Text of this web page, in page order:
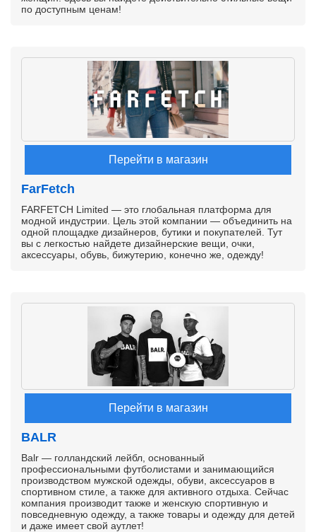
по доступным ценам!
Перейти в магазин
FarFetch
FARFETCH Limited — это глобальная платформа для
модной индустрии. Цель этой компании — объединить на
одной площадке дизайнеров, бутики и покупателей. Тут
вы с легкостью найдете дизайнерские вещи, очки,
аксессуары, обувь, бижутерию, конечно же, одежду!
Перейти в магазин
BALR
Balr — голландский лейбл, основанный
профессиональными футболистами и занимающийся
производством мужской одежды, обуви, аксессуаров в
спортивном стиле, а также для активного отдыха. Сейчас
компания производит также и женскую спортивную и
повседневную одежду, а также товары и одежду для детей
и даже имеет свой аутлет!